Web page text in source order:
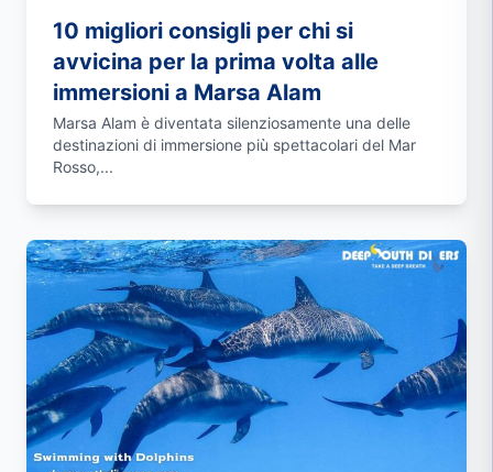
10 migliori consigli per chi si
avvicina per la prima volta alle
immersioni a Marsa Alam
Marsa Alam è diventata silenziosamente una delle
destinazioni di immersione più spettacolari del Mar
Rosso,...